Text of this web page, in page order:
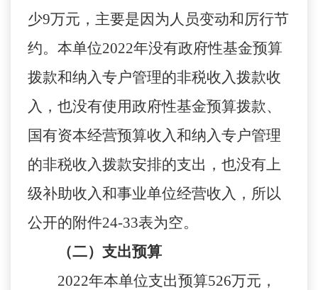
少9万元，主要是因为 人员变动和厉行节
约。 本单位2022年没有政府性基金预算
拨款和纳入专户管理的非税收入拨款收
入，也没有使用政府性基金预算拨款、
国有资本经营预算收入和纳入专户管理
的非税收入拨款安排的支出 ， 也没有 上
级补助收入和事业单位经营收 入 ， 所以
公开的附件24-33表为空。
（二）支出预算
2022年本单位支出预算526万元，